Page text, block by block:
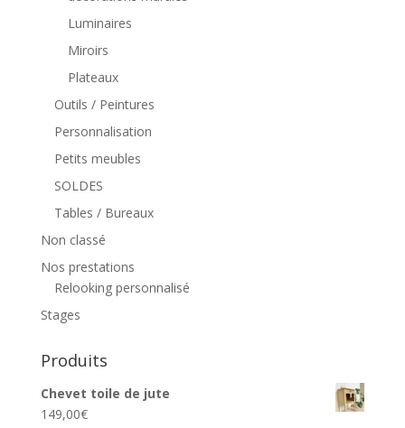
Luminaires
Miroirs
Plateaux
Outils / Peintures
Personnalisation
Petits meubles
SOLDES
Tables / Bureaux
Non classé
Nos prestations
Relooking personnalisé
Stages
Produits
Chevet toile de jute
149,00€